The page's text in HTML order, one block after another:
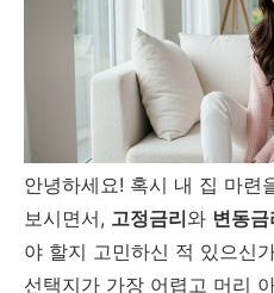
안녕하세요! 혹시 내 집 마련
보시면서, 고정금리와 변동금
야 할지 고민하신 적 있으신
선택지가 가장 어렵고 머리